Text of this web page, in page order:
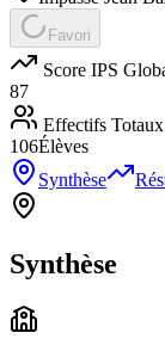
Favori
Score IPS
87
Effectifs Totaux
106Élèves
Synthèse
Synthèse